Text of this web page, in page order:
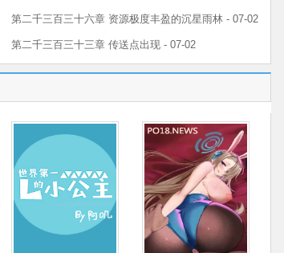
第二千三百三十六章 资源极度丰盈的沉星雨林 - 07-02
第二千三百三十三章 传送点出现 - 07-02